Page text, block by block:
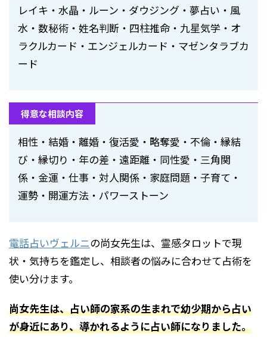
レイキ・水晶・ルーン・ダウジング・夢占い・風
水・数秘術・姓名判断・四柱推命・九星気学・オ
ラクルカード・エンジェルカード・マゼンタラブカ
ード
得意な相談内容
相性・結婚・離婚・復活愛・略奪愛・不倫・縁結
び・縁切り・年の差・遠距離・同性愛・三角関
係・金運・仕事・対人関係・家庭問題・子育て・
運勢・開運方法・パワーストーン
電話占いヴェルニの尚女先生は、霊感タロットで現
状・気持ちを鑑定し、相談者の悩みに合わせて占術を
使い分けます。
尚女先生は、占い師の家系の生まれで幼少期から占い
が身近にあり、導かれるように占い師になりました。